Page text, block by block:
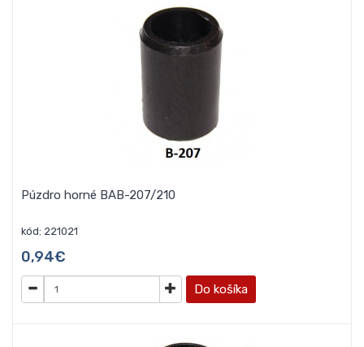
Púzdro horné BAB-207/210
kód: 221021
0,94€
Do košíka